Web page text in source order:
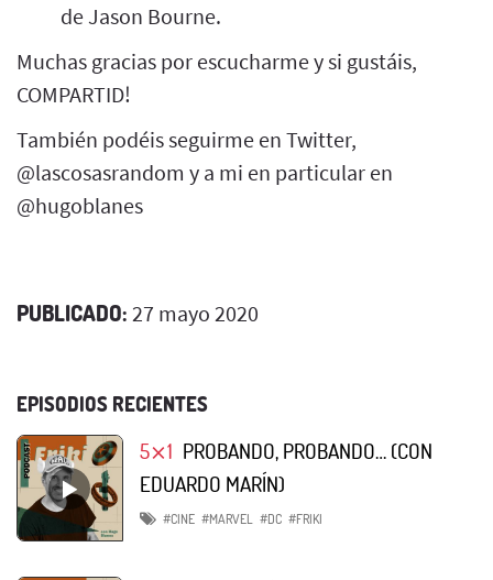
de Jason Bourne.
Muchas gracias por escucharme y si gustáis,
COMPARTID!
También podéis seguirme en Twitter,
@lascosasrandom y a mi en particular en
@hugoblanes
PUBLICADO: 27 mayo 2020
EPISODIOS RECIENTES
5⨯1 PROBANDO, PROBANDO… (CON
EDUARDO MARÍN)
#CINE #MARVEL #DC #FRIKI